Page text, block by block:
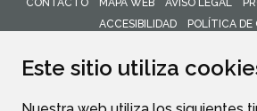
Este sitio utiliza
CONTACTO MAPA WEB AVISO LEGAL
ACCESIBILIDAD
POLÍTICA DE